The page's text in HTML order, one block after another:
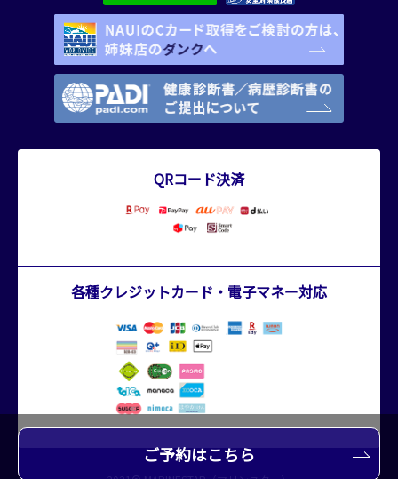
QRコード決済
各種クレジットカード・電子マネー対応
ご予約はこちら